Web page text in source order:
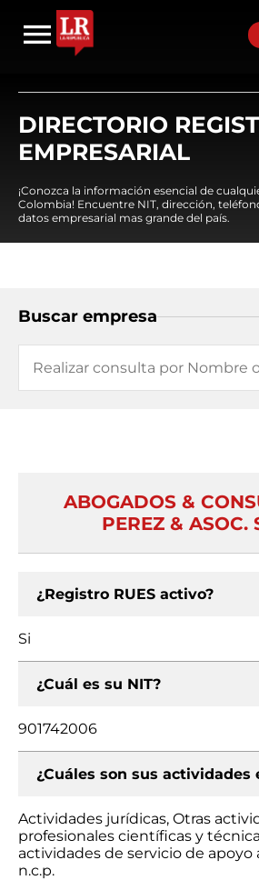
DIRECTORIO
EMPRESARIAL
¡Conozca la información esencial de
Colombia! Encuentre NIT, dirección,
datos empresarial mas grande del país.
Buscar empresa
ABOGADOS &
PEREZ & ASOC.
¿Registro RUES activo?
Si
¿Cuál es su NIT?
901742006
¿Cuáles son sus actividades
Actividades jurídicas, Otras
profesionales científicas y
actividades de servicio de apoyo
n.c.p.